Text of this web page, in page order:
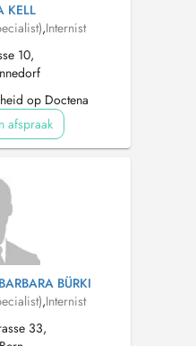
KELL
,Internist
10,
op Doctena
afspraak
BÜRKI
,Internist
33,